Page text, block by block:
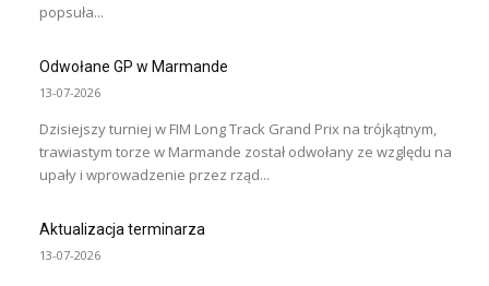
popsuła...
Odwołane GP w Marmande
13-07-2026
Dzisiejszy turniej w FIM Long Track Grand Prix na trójkątnym,
trawiastym torze w Marmande został odwołany ze względu na
upały i wprowadzenie przez rząd...
Aktualizacja terminarza
13-07-2026